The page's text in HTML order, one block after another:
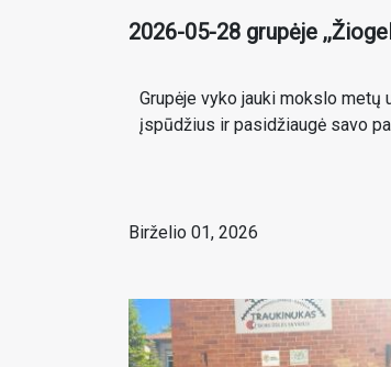
2026-05-28 grupėje
Grupėje vyko jauki mokslo
įspūdžius ir pasidžiaugė savo
Birželio 01, 2026